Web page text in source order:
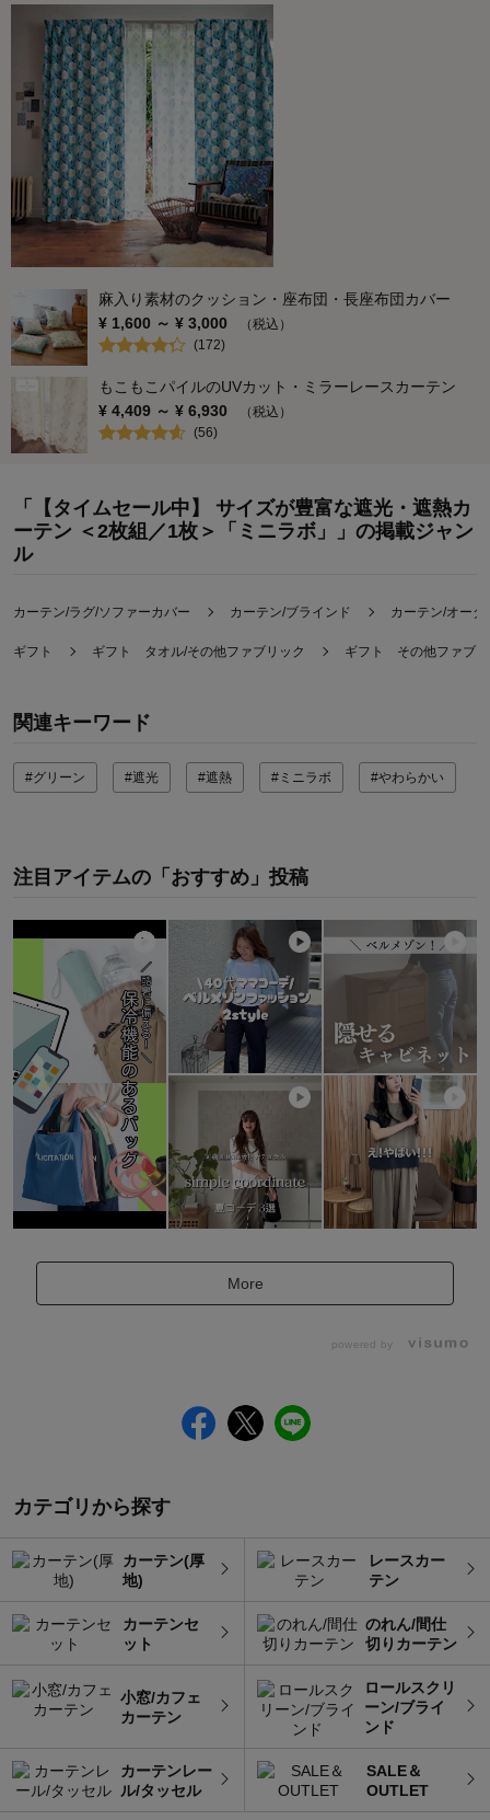
麻入り素材のクッション・座布団・長座布団カバー
¥ 1,600 ～ ¥ 3,000
（税込）
(172)
もこもこパイルのUVカット・ミラーレースカーテン
¥ 4,409 ～ ¥ 6,930
（税込）
(56)
「【タイムセール中】 サイズが豊富な遮光・遮熱カ
ーテン ＜2枚組／1枚＞「ミニラボ」」の掲載ジャン
ル
カーテン/ラグ/ソファーカバー カーテン/ブラインド カーテン/オーダ
ギフト ギフト タオル/その他ファブリック ギフト その他ファブ
関連キーワード
#グリーン #遮光 #遮熱 #ミニラボ #やわらかい
注目アイテムの「おすすめ」投稿
More
powered by
カテゴリから探す
カーテン(厚
地)
レースカー
テン
カーテンセ
ット
のれん/間仕
切りカーテン
小窓/カフェ
カーテン
ロールスクリ
ーン/ブライ
ンド
カーテンレー
ル/タッセル
SALE＆
OUTLET